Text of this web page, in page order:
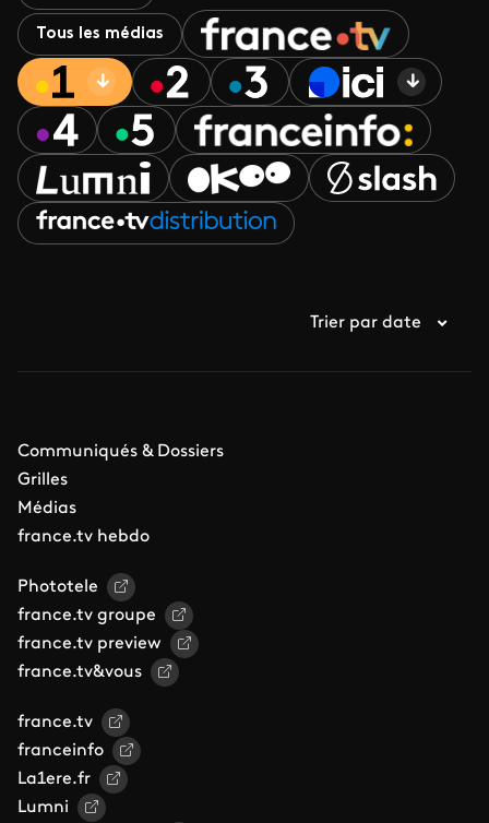
Tous les médias
Trier par date
Communiqués & Dossiers
Grilles
Médias
france.tv hebdo
Phototele
france.tv groupe
france.tv preview
france.tv&vous
france.tv
franceinfo
La1ere.fr
Lumni